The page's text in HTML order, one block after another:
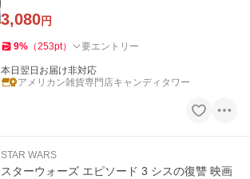
3,080円
9% （253pt） 要エントリー
本日翌日お届け非対応
アメリカン雑貨専門店キャンディタワー
STAR WARS
スターウォーズ エピソード 3 シスの復讐 映画